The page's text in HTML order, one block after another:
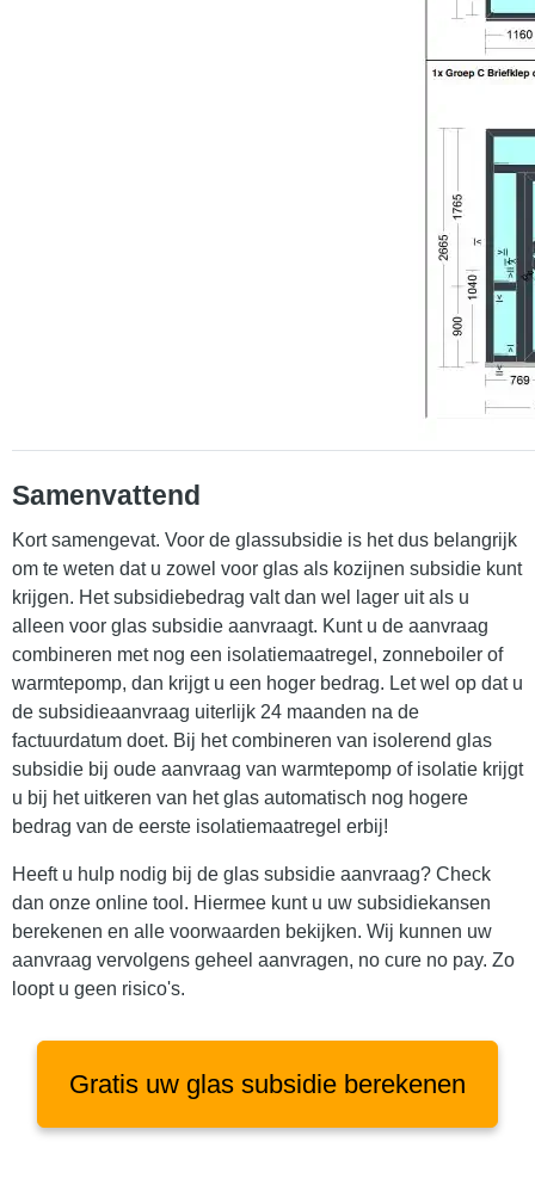
Samenvattend
Kort samengevat. Voor de glassubsidie is het dus belangrijk
om te weten dat u zowel voor glas als kozijnen subsidie kunt
krijgen. Het subsidiebedrag valt dan wel lager uit als u
alleen voor glas subsidie aanvraagt. Kunt u de aanvraag
combineren met nog een isolatiemaatregel, zonneboiler of
warmtepomp, dan krijgt u een hoger bedrag. Let wel op dat u
de subsidieaanvraag uiterlijk 24 maanden na de
factuurdatum doet. Bij het combineren van isolerend glas
subsidie bij oude aanvraag van warmtepomp of isolatie krijgt
u bij het uitkeren van het glas automatisch nog hogere
bedrag van de eerste isolatiemaatregel erbij!
Heeft u hulp nodig bij de glas subsidie aanvraag? Check
dan onze online tool. Hiermee kunt u uw subsidiekansen
berekenen en alle voorwaarden bekijken. Wij kunnen uw
aanvraag vervolgens geheel aanvragen, no cure no pay. Zo
loopt u geen risico's.
Gratis uw glas subsidie berekenen